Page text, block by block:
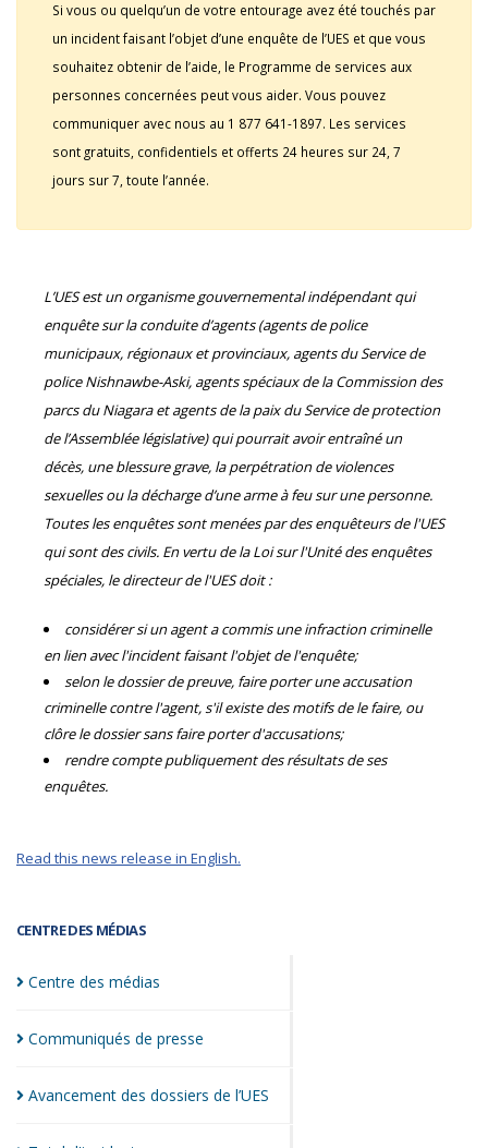
CENTRE DES MÉDIAS
Centre des médias
Communiqués de presse
Avancement des dossiers de l’UES
Si vous ou quelqu’un de votre entourage avez été touchés par
un incident faisant l’objet d’une enquête de l’UES et que vous
souhaitez obtenir de l’aide, le Programme de services aux
personnes concernées peut vous aider. Vous pouvez
communiquer avec nous au 1 877 641-1897. Les services
sont gratuits, confidentiels et offerts 24 heures sur 24, 7
jours sur 7, toute l’année.
L’UES est un organisme gouvernemental indépendant qui
enquête sur la conduite d’agents (agents de police
municipaux, régionaux et provinciaux, agents du Service de
police Nishnawbe-Aski, agents spéciaux de la Commission des
parcs du Niagara et agents de la paix du Service de protection
de l’Assemblée législative) qui pourrait avoir entraîné un
décès, une blessure grave, la perpétration de violences
sexuelles ou la décharge d’une arme à feu sur une personne.
Toutes les enquêtes sont menées par des enquêteurs de l'UES
qui sont des civils. En vertu de la Loi sur l'Unité des enquêtes
spéciales, le directeur de l'UES doit :
considérer si un agent a commis une infraction criminelle
en lien avec l'incident faisant l'objet de l'enquête;
selon le dossier de preuve, faire porter une accusation
criminelle contre l'agent, s'il existe des motifs de le faire, ou
clôre le dossier sans faire porter d'accusations;
rendre compte publiquement des résultats de ses
enquêtes.
Read this news release in English.